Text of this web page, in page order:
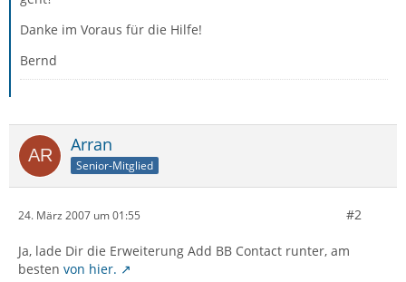
Danke im Voraus für die Hilfe!
Bernd
Arran
Senior-Mitglied
24. März 2007 um 01:55 #2
Ja, lade Dir die Erweiterung Add BB Contact runter, am
besten von hier.